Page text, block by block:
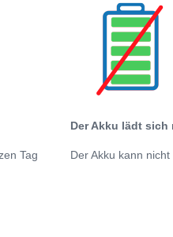
Tag
Der Akku lädt sich
Der Akku kann